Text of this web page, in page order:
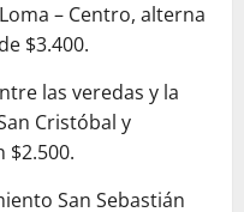
– Centro, alterna
$3.400.
las veredas y la
Cristóbal y
$2.500.
San Sebastián